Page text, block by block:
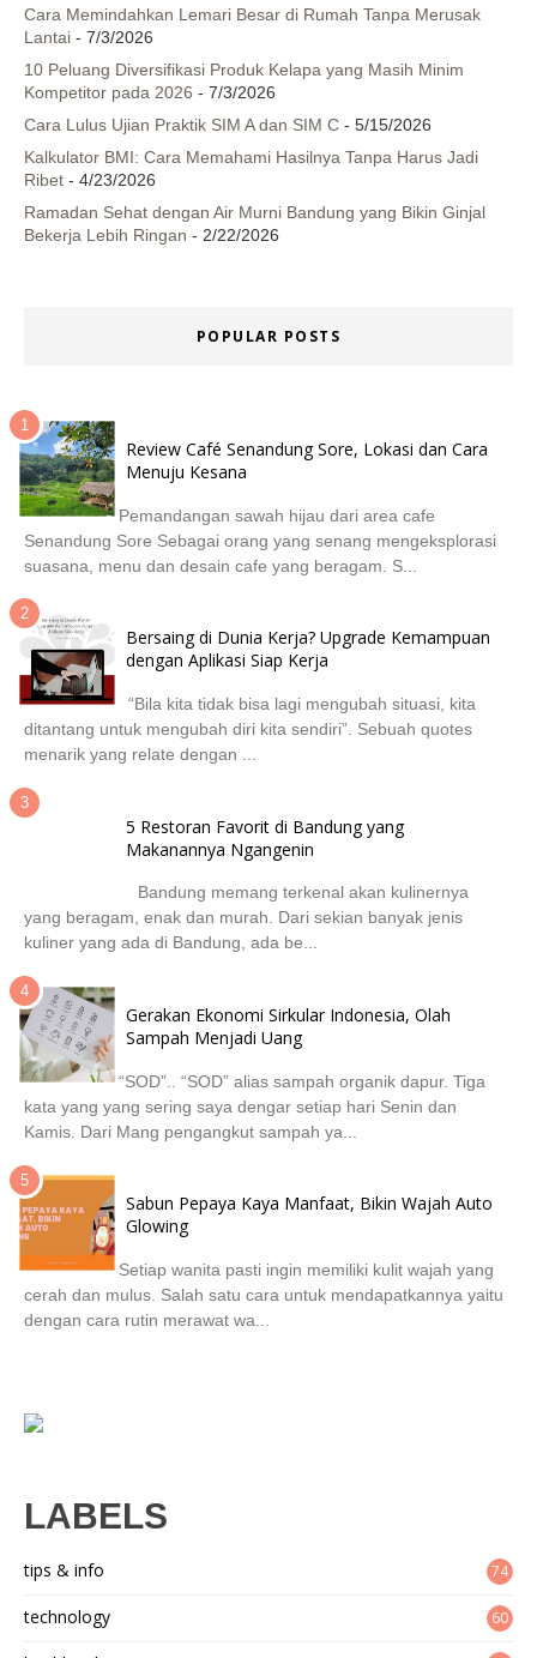
Cara Memindahkan Lemari Besar di Rumah Tanpa Merusak
Lantai - 7/3/2026
10 Peluang Diversifikasi Produk Kelapa yang Masih Minim
Kompetitor pada 2026 - 7/3/2026
Cara Lulus Ujian Praktik SIM A dan SIM C - 5/15/2026
Kalkulator BMI: Cara Memahami Hasilnya Tanpa Harus Jadi
Ribet - 4/23/2026
Ramadan Sehat dengan Air Murni Bandung yang Bikin Ginjal
Bekerja Lebih Ringan - 2/22/2026
POPULAR POSTS
Review Café Senandung Sore, Lokasi dan Cara
Menuju Kesana
Pemandangan sawah hijau dari area cafe
Senandung Sore Sebagai orang yang senang mengeksplorasi
suasana, menu dan desain cafe yang beragam. S...
Bersaing di Dunia Kerja? Upgrade Kemampuan
dengan Aplikasi Siap Kerja
“Bila kita tidak bisa lagi mengubah situasi, kita
ditantang untuk mengubah diri kita sendiri”. Sebuah quotes
menarik yang relate dengan ...
5 Restoran Favorit di Bandung yang
Makanannya Ngangenin
Bandung memang terkenal akan kulinernya
yang beragam, enak dan murah. Dari sekian banyak jenis
kuliner yang ada di Bandung, ada be...
Gerakan Ekonomi Sirkular Indonesia, Olah
Sampah Menjadi Uang
“SOD”.. “SOD” alias sampah organik dapur. Tiga
kata yang yang sering saya dengar setiap hari Senin dan
Kamis. Dari Mang pengangkut sampah ya...
Sabun Pepaya Kaya Manfaat, Bikin Wajah Auto
Glowing
Setiap wanita pasti ingin memiliki kulit wajah yang
cerah dan mulus. Salah satu cara untuk mendapatkannya yaitu
dengan cara rutin merawat wa...
LABELS
tips & info 74
technology 60